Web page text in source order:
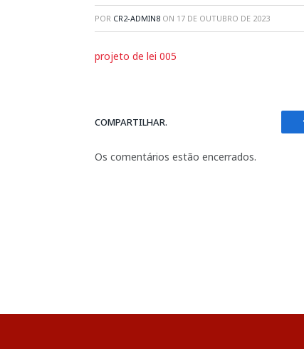
POR CR2-ADMIN8 ON 17 DE OUTUBRO DE 2023
projeto de lei 005
COMPARTILHAR.
Os comentários estão encerrados.